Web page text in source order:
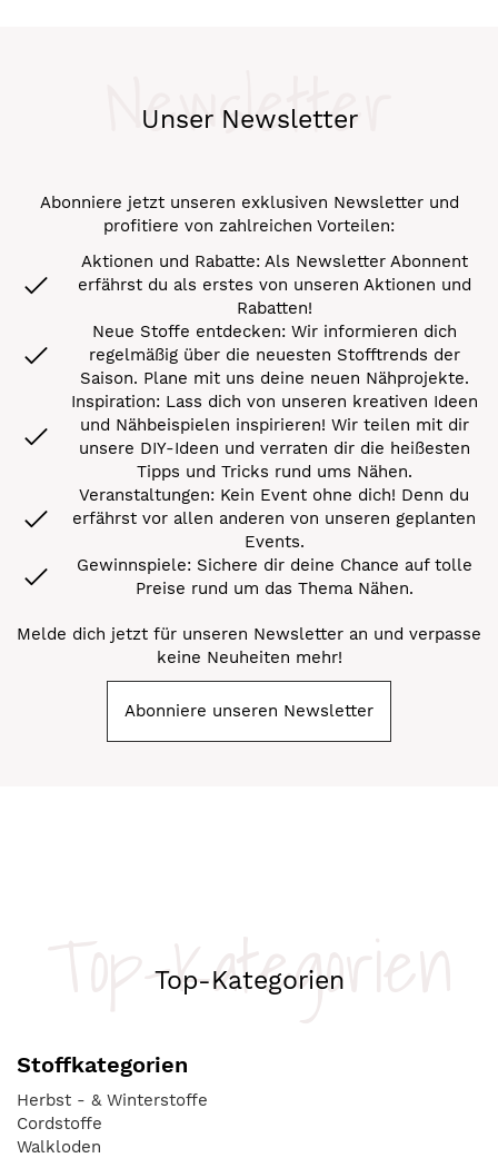
Unser Newsletter
Newsletter
Abonniere jetzt unseren exklusiven Newsletter und
profitiere von zahlreichen Vorteilen:
Aktionen und Rabatte: Als Newsletter Abonnent
erfährst du als erstes von unseren Aktionen und
Rabatten!
Neue Stoffe entdecken: Wir informieren dich
regelmäßig über die neuesten Stofftrends der
Saison. Plane mit uns deine neuen Nähprojekte.
Inspiration: Lass dich von unseren kreativen Ideen
und Nähbeispielen inspirieren! Wir teilen mit dir
unsere DIY-Ideen und verraten dir die heißesten
Tipps und Tricks rund ums Nähen.
Veranstaltungen: Kein Event ohne dich! Denn du
erfährst vor allen anderen von unseren geplanten
Events.
Gewinnspiele: Sichere dir deine Chance auf tolle
Preise rund um das Thema Nähen.
Melde dich jetzt für unseren Newsletter an und verpasse
keine Neuheiten mehr!
Abonniere unseren Newsletter
Top-Kategorien
Top-Kategorien
Stoffkategorien
Herbst - & Winterstoffe
Cordstoffe
Walkloden